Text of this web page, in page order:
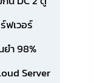
ฟเวอร์
ำ 98%
Server